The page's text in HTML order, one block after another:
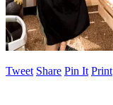
Tweet Share Pin It Print